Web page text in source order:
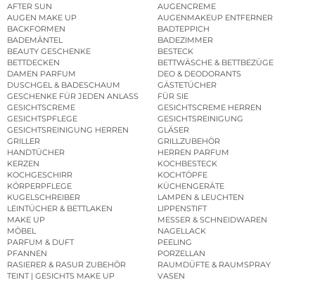
AFTER SUN
AUGENCREME
AUGEN MAKE UP
AUGENMAKEUP ENTFERNER
BACKFORMEN
BADTEPPICH
BADEMÄNTEL
BADEZIMMER
BEAUTY GESCHENKE
BESTECK
BETTDECKEN
BETTWÄSCHE & BETTBEZÜGE
DAMEN PARFUM
DEO & DEODORANTS
DUSCHGEL & BADESCHAUM
GÄSTETÜCHER
GESCHENKE FÜR JEDEN ANLASS
FÜR SIE
GESICHTSCREME
GESICHTSCREME HERREN
GESICHTSPFLEGE
GESICHTSREINIGUNG
GESICHTSREINIGUNG HERREN
GLÄSER
GRILLER
GRILLZUBEHÖR
HANDTÜCHER
HERREN PARFUM
KERZEN
KOCHBESTECK
KOCHGESCHIRR
KOCHTÖPFE
KÖRPERPFLEGE
KÜCHENGERÄTE
KUGELSCHREIBER
LAMPEN & LEUCHTEN
LEINTÜCHER & BETTLAKEN
LIPPENSTIFT
MAKE UP
MESSER & SCHNEIDWAREN
MÖBEL
NAGELLACK
PARFUM & DUFT
PEELING
PFANNEN
PORZELLAN
RASIERER & RASUR ZUBEHÖR
RAUMDÜFTE & RAUMSPRAY
TEINT | GESICHTS MAKE UP
VASEN